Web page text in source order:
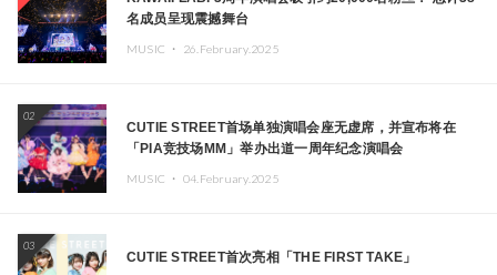
名成员呈现震撼舞台
MUSIC ・ 26.February.2025
02
CUTIE STREET首场单独演唱会座无虚席，并宣布将在
「PIA竞技场MM」举办出道一周年纪念演唱会
MUSIC ・ 04.February.2025
03
CUTIE STREET首次亮相「THE FIRST TAKE」